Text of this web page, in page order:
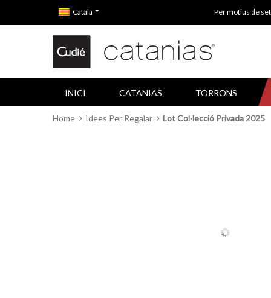
Català Per motius de
INICI CATANIAS TORRONS
Home Idees Per Regalar Lot Col·lecció Privada 2025